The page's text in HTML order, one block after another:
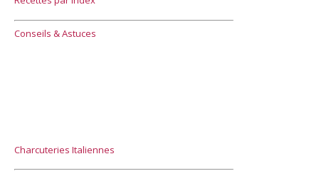
Conseils & Astuces
Charcuteries Italiennes